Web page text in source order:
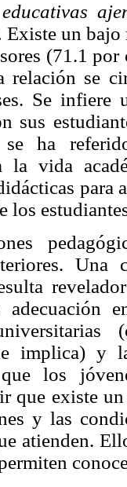
Existe un bajo
(71.1
se
Se
sus
se ha
la vida
para
los
implica) y
los
que existe
y las
atienden.